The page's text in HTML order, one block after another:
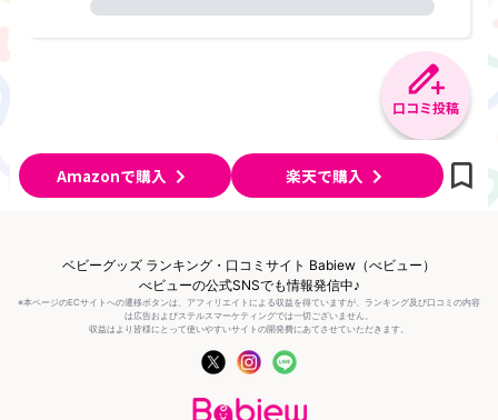
口コミ投稿
Amazonで購入 楽天で購入
ベビーグッズ ランキング・口コミサイト Babiew（べビュー）
べビューの公式SNSでも情報発信中♪
※本ページのECサイトへの遷移ボタンは、アフィリエイトによる収益を得ていますが、ランキング及び口コミの内容
は広告およびステルスマーケティングでは一切ございません。
収益はより皆様にとって使いやすいサイトの開発費にあてさせていただきます。